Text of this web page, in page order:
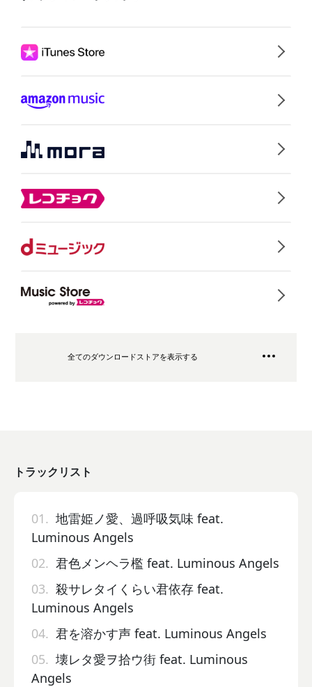
全てのダウンロードストアを表示する
トラックリスト
01. 地雷姫ノ愛、過呼吸気味 feat.
Luminous Angels
02. 君色メンヘラ檻 feat. Luminous Angels
03. 殺サレタイくらい君依存 feat.
Luminous Angels
04. 君を溶かす声 feat. Luminous Angels
05. 壊レタ愛ヲ拾ウ街 feat. Luminous
Angels